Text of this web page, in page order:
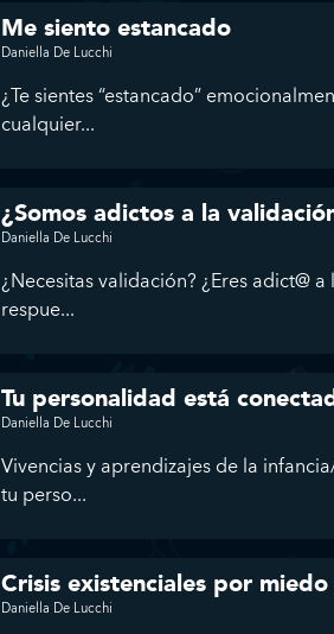
Me siento estancado
Daniella De Lucchi
¿Te sientes “estancado”
cualquier...
¿Somos adictos a la
Daniella De Lucchi
¿Necesitas validación? ¿Eres adict@
respue...
Tu personalidad está
Daniella De Lucchi
Vivencias y aprendizajes de la
tu perso...
Crisis existenciales por
Daniella De Lucchi